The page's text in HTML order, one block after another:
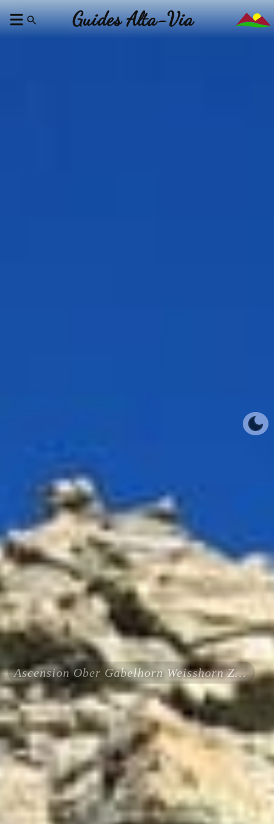
Guides Alta-Via
Ascension Ober Gabelhorn Weisshorn Zinalrothorn